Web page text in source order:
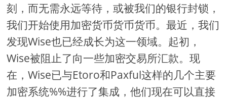
刻，而无需永远等待，或被我们的银行封锁，
我们开始使用加密货币货币货币。最近，我们
发现Wise也已经成长为这一领域。起初，
Wise被阻止了向一些加密交易所汇款。现
在，Wise已与Etoro和Paxful这样的几个主要
加密系统%%进行了集成，他们现在可以直接